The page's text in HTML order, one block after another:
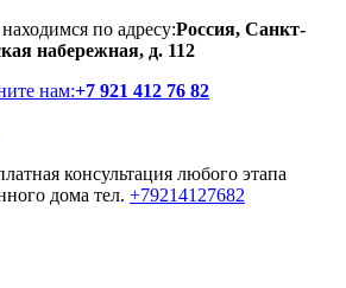
по адресу:Россия, Санкт-
набережная, д. 112
нам:+7 921 412 76 82
консультация любого этапа
дома тел. +79214127682